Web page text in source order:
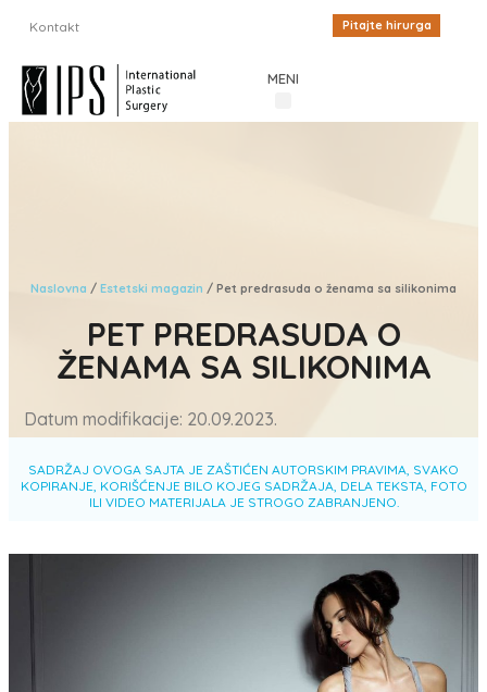
Kontakt Pitajte hirurga
MENI
Naslovna / Estetski magazin / Pet predrasuda o ženama sa silikonima
PET PREDRASUDA O
ŽENAMA SA SILIKONIMA
Datum modifikacije: 20.09.2023.
SADRŽAJ OVOGA SAJTA JE ZAŠTIĆEN AUTORSKIM PRAVIMA, SVAKO
KOPIRANJE, KORIŠĆENJE BILO KOJEG SADRŽAJA, DELA TEKSTA, FOTO
ILI VIDEO MATERIJALA JE STROGO ZABRANJENO.